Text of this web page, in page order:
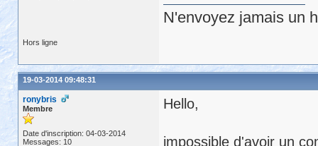
N'envoyez jamais un
Hors ligne
19-03-2014 09:48:31
ronybris
Membre
Date d'inscription: 04-03-2014
Messages: 10
Hello,
impossible d'avoir un